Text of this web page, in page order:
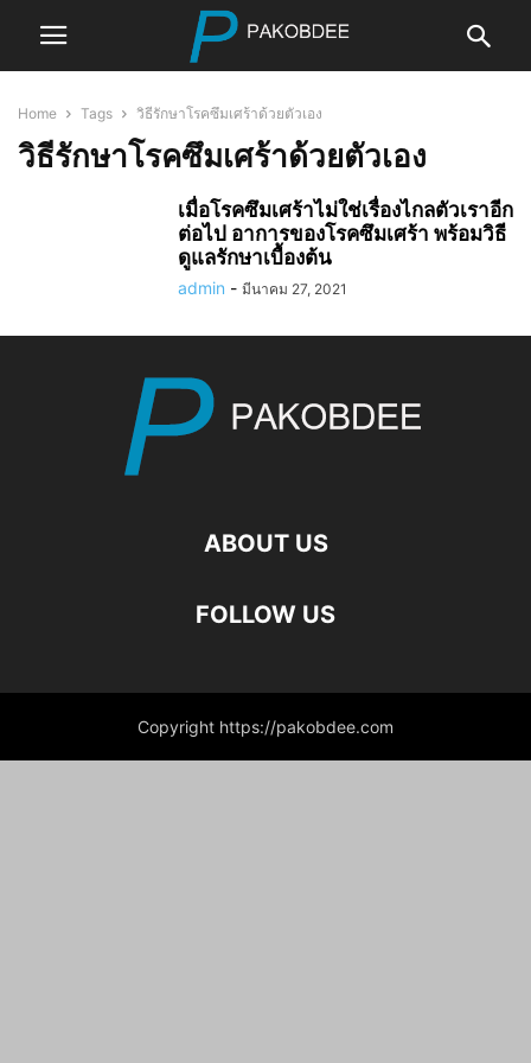
Home Tags วิธีรักษาโรคซึมเศร้าด้วยตัวเอง
วิธีรักษาโรคซึมเศร้าด้วยตัวเอง
เมื่อโรคซึมเศร้าไม่ใช่เรื่องไกลตัวเราอีก
ต่อไป อาการของโรคซึมเศร้า พร้อมวิธี
ดูแลรักษาเบื้องต้น
admin - มีนาคม 27, 2021
ABOUT US
FOLLOW US
Copyright https://pakobdee.com